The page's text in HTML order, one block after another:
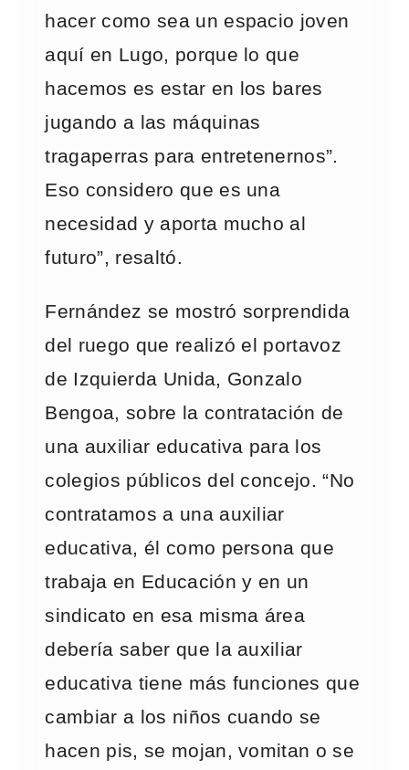
hacer como sea un espacio joven
aquí en Lugo, porque lo que
hacemos es estar en los bares
jugando a las máquinas
tragaperras para entretenernos”.
Eso considero que es una
necesidad y aporta mucho al
futuro”, resaltó.
Fernández se mostró sorprendida
del ruego que realizó el portavoz
de Izquierda Unida, Gonzalo
Bengoa, sobre la contratación de
una auxiliar educativa para los
colegios públicos del concejo. “No
contratamos a una auxiliar
educativa, él como persona que
trabaja en Educación y en un
sindicato en esa misma área
debería saber que la auxiliar
educativa tiene más funciones que
cambiar a los niños cuando se
hacen pis, se mojan, vomitan o se